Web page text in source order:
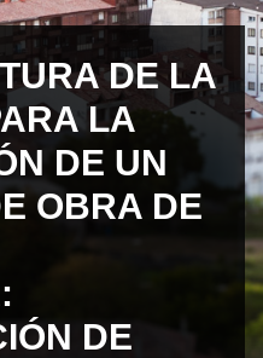
DE LA
LA
DE UN
OBRA DE
DE